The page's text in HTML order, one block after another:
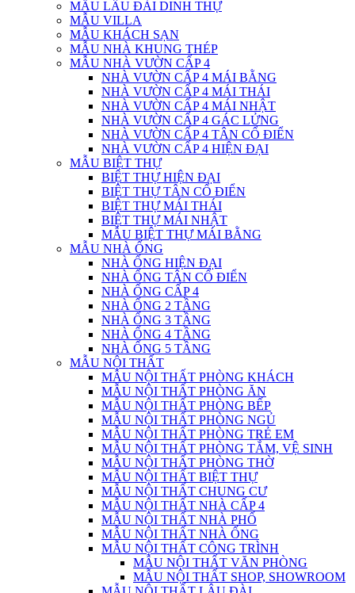
MẪU LÂU ĐÀI DINH THỰ
MẪU VILLA
MẪU KHÁCH SẠN
MẪU NHÀ KHUNG THÉP
MẪU NHÀ VƯỜN CẤP 4
NHÀ VƯỜN CẤP 4 MÁI BẰNG
NHÀ VƯỜN CẤP 4 MÁI THÁI
NHÀ VƯỜN CẤP 4 MÁI NHẬT
NHÀ VƯỜN CẤP 4 GÁC LỬNG
NHÀ VƯỜN CẤP 4 TÂN CỔ ĐIỂN
NHÀ VƯỜN CẤP 4 HIỆN ĐẠI
MẪU BIỆT THỰ
BIỆT THỰ HIỆN ĐẠI
BIỆT THỰ TÂN CỔ ĐIỂN
BIỆT THỰ MÁI THÁI
BIỆT THỰ MÁI NHẬT
MẪU BIỆT THỰ MÁI BẰNG
MẪU NHÀ ỐNG
NHÀ ỐNG HIỆN ĐẠI
NHÀ ỐNG TÂN CỔ ĐIỂN
NHÀ ỐNG CẤP 4
NHÀ ỐNG 2 TẦNG
NHÀ ỐNG 3 TẦNG
NHÀ ỐNG 4 TẦNG
NHÀ ỐNG 5 TẦNG
MẪU NỘI THẤT
MẪU NỘI THẤT PHÒNG KHÁCH
MẪU NỘI THẤT PHÒNG ĂN
MẪU NỘI THẤT PHÒNG BẾP
MẪU NỘI THẤT PHÒNG NGỦ
MẪU NỘI THẤT PHÒNG TRẺ EM
MẪU NỘI THẤT PHÒNG TẮM, VỆ SINH
MẪU NỘI THẤT PHÒNG THỜ
MẪU NỘI THẤT BIỆT THỰ
MẪU NỘI THẤT CHUNG CƯ
MẪU NỘI THẤT NHÀ CẤP 4
MẪU NỘI THẤT NHÀ PHỐ
MẪU NỘI THẤT NHÀ ỐNG
MẪU NỘI THẤT CÔNG TRÌNH
MẪU NỘI THẤT VĂN PHÒNG
MẪU NỘI THẤT SHOP, SHOWROOM